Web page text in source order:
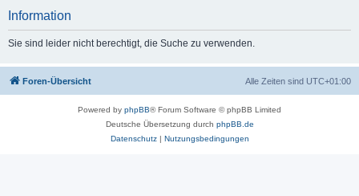
Information
Sie sind leider nicht berechtigt, die Suche zu verwenden.
Foren-Übersicht Alle Zeiten sind UTC+01:00
Powered by phpBB® Forum Software © phpBB Limited
Deutsche Übersetzung durch phpBB.de
Datenschutz| Nutzungsbedingungen